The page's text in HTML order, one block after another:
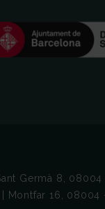
Germà 8,
| Montfar 16, 08004